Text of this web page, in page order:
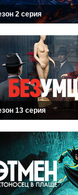
2 серия
13 серия